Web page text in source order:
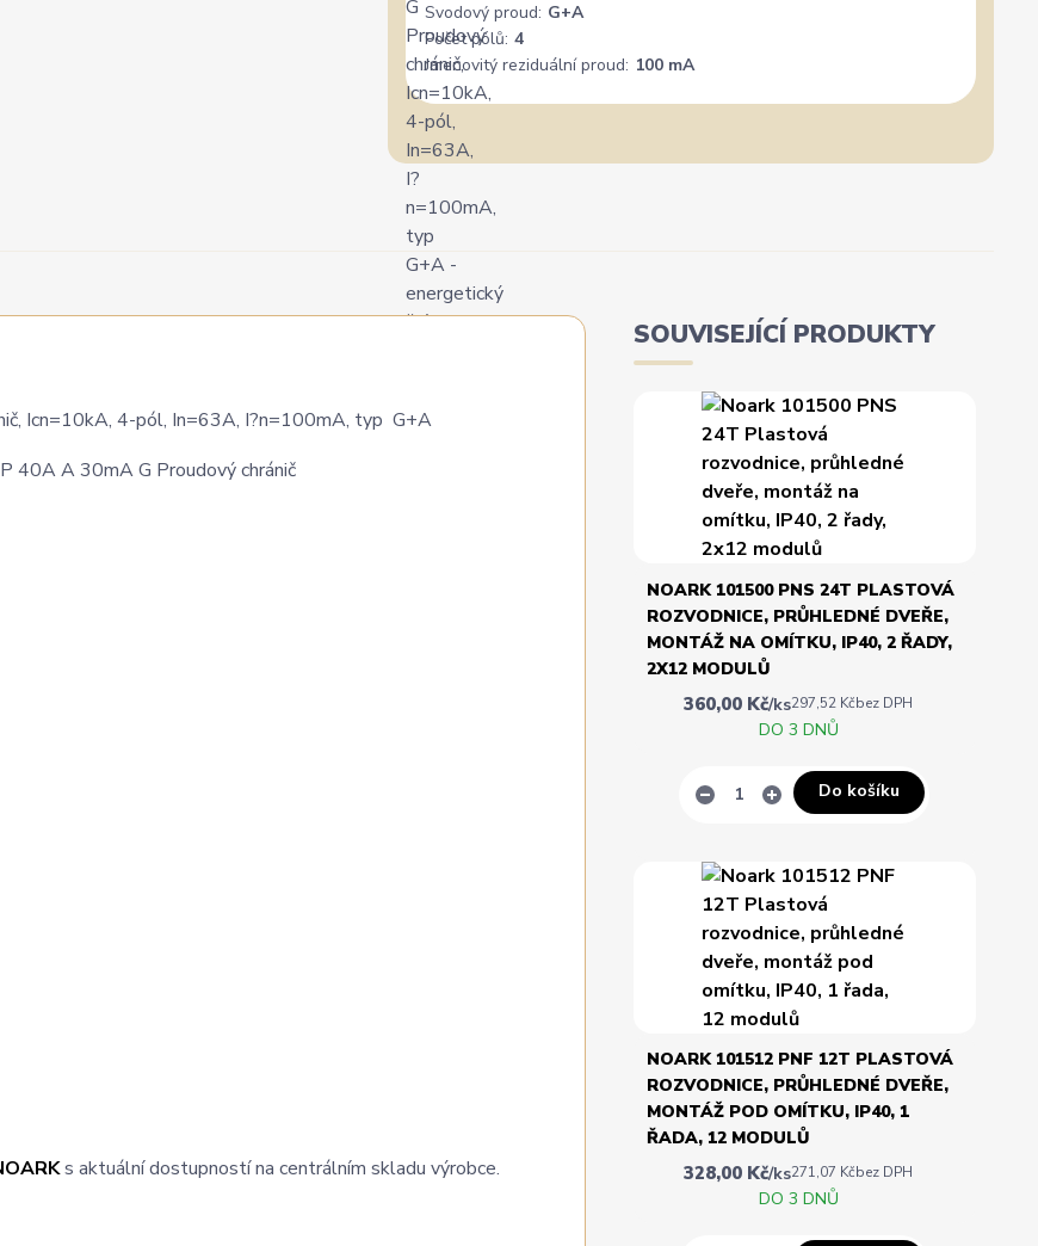
Svodový proud: G+A
Počet pólů: 4
Jmenovitý reziduální proud: 100 mA
Icn=10kA, 4-pól, In=63A, I?n=100mA, typ G+A
s aktuální dostupností na centrálním skladu výrobce.
SOUVISEJÍCÍ PRODUKTY
NOARK 101500 PNS 24T PLASTOVÁ
ROZVODNICE, PRŮHLEDNÉ DVEŘE,
MONTÁŽ NA OMÍTKU, IP40, 2 ŘADY,
2X12 MODULŮ
360,00 Kč/ks297,52 Kčbez DPH
DO 3 DNŮ
Do košíku
NOARK 101512 PNF 12T PLASTOVÁ
ROZVODNICE, PRŮHLEDNÉ DVEŘE,
MONTÁŽ POD OMÍTKU, IP40, 1
ŘADA, 12 MODULŮ
328,00 Kč/ks271,07 Kčbez DPH
DO 3 DNŮ